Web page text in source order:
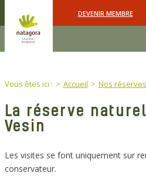
DEVENIR MEMBRE
You are here:
Vous êtes ici : Accueil Nos réserves
La réserve
Vesin
Les visites se font uniquement sur
conservateur.